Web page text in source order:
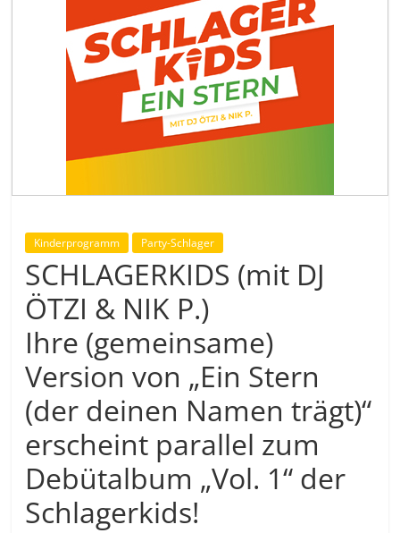
Kinderprogramm Party-Schlager
SCHLAGERKIDS (mit DJ
ÖTZI & NIK P.)
Ihre (gemeinsame)
Version von „Ein Stern
(der deinen Namen trägt)“
erscheint parallel zum
Debütalbum „Vol. 1“ der
Schlagerkids!